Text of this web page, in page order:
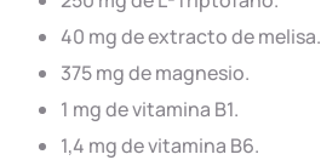
40 mg de extracto de melisa.
375 mg de magnesio.
1 mg de vitamina B1.
1,4 mg de vitamina B6.